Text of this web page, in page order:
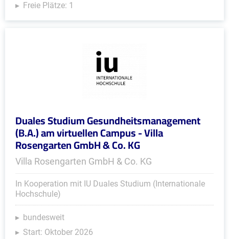
Freie Plätze: 1
Duales Studium Gesundheitsmanagement
(B.A.) am virtuellen Campus - Villa
Rosengarten GmbH & Co. KG
Villa Rosengarten GmbH & Co. KG
In Kooperation mit IU Duales Studium (Internationale
Hochschule)
bundesweit
Start: Oktober 2026